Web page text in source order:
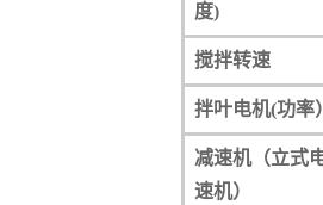
度)
搅拌转速
拌叶电机(功率
减速机（立式
速机）